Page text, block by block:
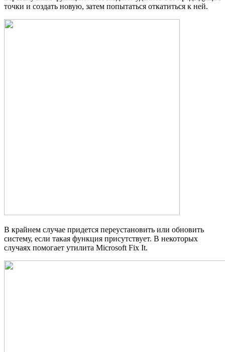
точки и создать новую, затем попытаться откатиться к ней.
В крайнем случае придется переустановить или обновить
систему, если такая функция присутствует. В некоторых
случаях помогает утилита Microsoft Fix It.